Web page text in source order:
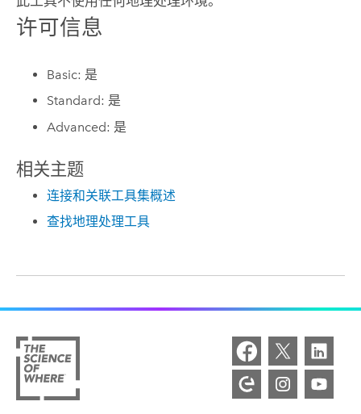
许可信息
Basic: 是
Standard: 是
Advanced: 是
相关主题
连接和关联工具集概述
查找地理处理工具